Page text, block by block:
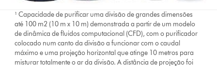
¹ Capacidade de purificar uma divisão de grandes dimensões
até 100 m2 (10 m x 10 m) demonstrada a partir de um modelo
de dinâmica de fluidos computacional (CFD), com o purificador
colocado num canto da divisão a funcionar com o caudal
máximo e uma projeção horizontal que atinge 10 metros para
misturar totalmente o ar da divisão. A distância de projeção foi